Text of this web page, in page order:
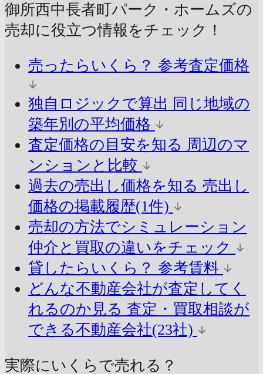
御所西中長者町パーク・ホームズの
売却に役立つ情報をチェック！
売ったらいくら？ 参考査定価格
独自ロジックで算出 同じ地域の
築年別の平均価格
査定価格の目安を知る 周辺のマ
ンションと比較
過去の売出し価格を知る 売出し
価格の掲載履歴(1件)
売却の方法でシミュレーション
仲介と買取の違いをチェック
貸したらいくら？ 参考賃料
どんな不動産会社が査定してく
れるのか見る 査定・買取相談が
できる不動産会社(23社)
実際にいくらで売れる？